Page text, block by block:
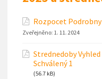
Rozpocet Podrobny
Zveřejněno: 1. 11. 2024
Strednedoby
Schválený 1
(56.7 kB)